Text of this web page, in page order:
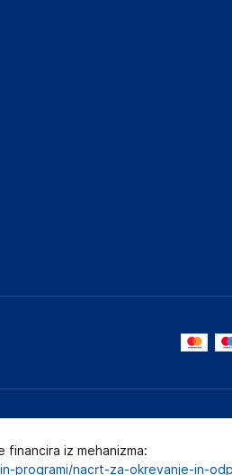
financira iz mehanizma:
programi/nacrt-za-okrevanje-in-